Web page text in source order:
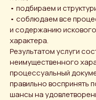
• подбираем и
• соблюдаем все
и содержанию
характера.
Результатом услуги
неимущественного
процессуальный
правильно воспринять
шансы на